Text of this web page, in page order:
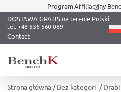
Program Affiliacyjny
DOSTAWA GRATIS na terenie Polski
Contact
Strona główna /Bez kategorii /